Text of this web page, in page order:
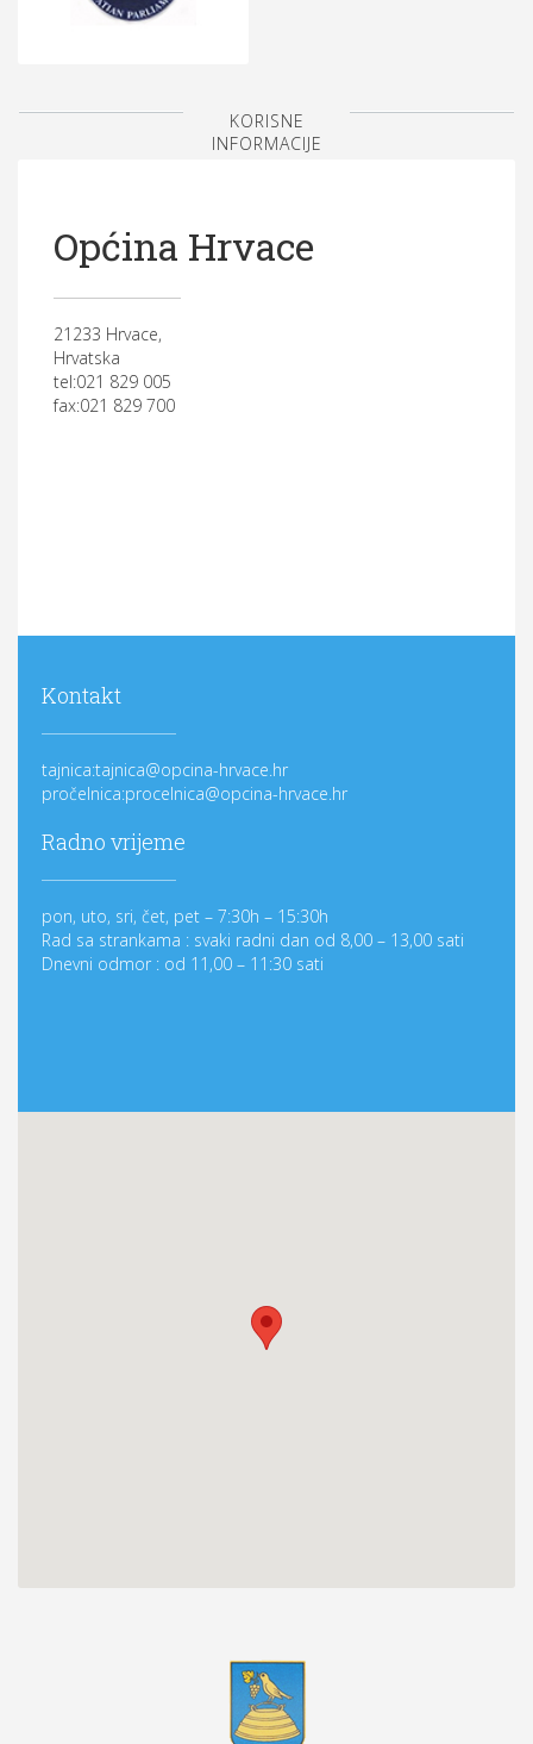
KORISNE
INFORMACIJE
Općina Hrvace
21233 Hrvace,
Hrvatska
tel:021 829 005
fax:021 829 700
Kontakt
tajnica:tajnica@opcina-hrvace.hr
pročelnica:procelnica@opcina-hrvace.hr
Radno vrijeme
pon, uto, sri, čet, pet – 7:30h – 15:30h
Rad sa strankama : svaki radni dan od 8,00 – 13,00 sati
Dnevni odmor : od 11,00 – 11:30 sati